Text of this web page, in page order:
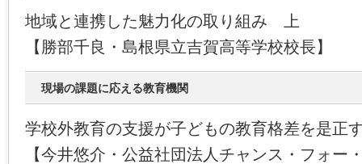
地域と連携した魅力化の取り組み 上
【勝部千良・島根県立吉賀高等学校校長】
現場の課題に応える教育機関
学校外教育の支援が子どもの教育格差を是正
【今井悠介・公益社団法人チャンス・フォー